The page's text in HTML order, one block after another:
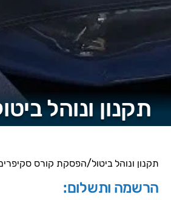
תקנון ונוהל
תקנון ונוהל ביטול/הפסקת קורס
הרשמה ותשלום: